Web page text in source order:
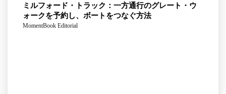
ミルフォード・トラック：一方通行のグレート・ウ
ォークを予約し、ボートをつなぐ方法
MomentBook Editorial